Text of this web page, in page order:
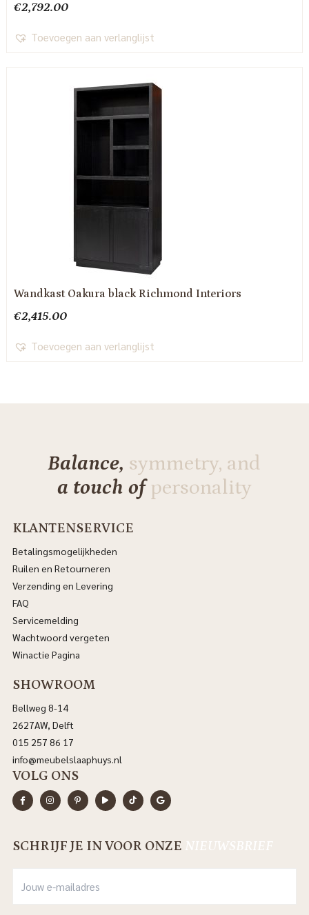
€2,792.00
Toevoegen aan verlanglijst
Wandkast Oakura black Richmond Interiors
€2,415.00
Toevoegen aan verlanglijst
Balance, symmetry, and
a touch ofpersonality
KLANTENSERVICE
Betalingsmogelijkheden
Ruilen en Retourneren
Verzending en Levering
FAQ
Servicemelding
Wachtwoord vergeten
Winactie Pagina
SHOWROOM
Bellweg 8-14
2627AW, Delft
015 257 86 17
info@meubelslaaphuys.nl
VOLG ONS
SCHRIJF JE IN VOOR ONZE NIEUWSBRIEF